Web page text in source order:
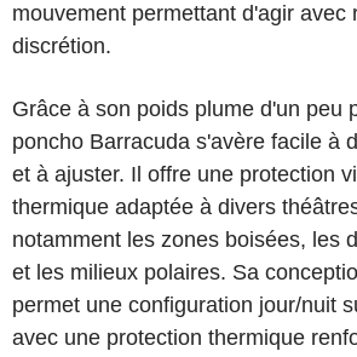
mouvement permettant d'agir avec
discrétion.
Grâce à son poids plume d'un peu
poncho Barracuda s'avère facile à
et à ajuster. Il offre une protection
thermique adaptée à divers
notamment les zones boisées, les
et les milieux polaires. Sa
permet une configuration jour/nuit
avec une protection thermique